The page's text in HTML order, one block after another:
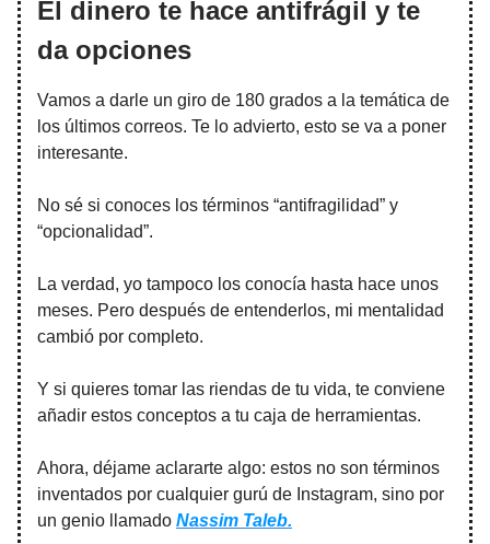
El dinero te hace antifrágil y te
da opciones
Vamos a darle un giro de 180 grados a la temática de
los últimos correos. Te lo advierto, esto se va a poner
interesante.
No sé si conoces los términos “antifragilidad” y
“opcionalidad”.
La verdad, yo tampoco los conocía hasta hace unos
meses. Pero después de entenderlos, mi mentalidad
cambió por completo.
Y si quieres tomar las riendas de tu vida, te conviene
añadir estos conceptos a tu caja de herramientas.
Ahora, déjame aclararte algo: estos no son términos
inventados por cualquier gurú de Instagram, sino por
un genio llamado Nassim Taleb.